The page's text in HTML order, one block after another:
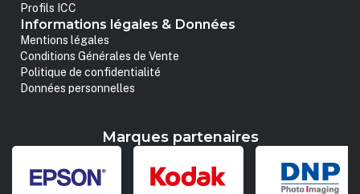
Profils ICC
Informations légales & Données
Mentions légales
Conditions Générales de Vente
Politique de confidentialité
Données personnelles
Marques partenaires